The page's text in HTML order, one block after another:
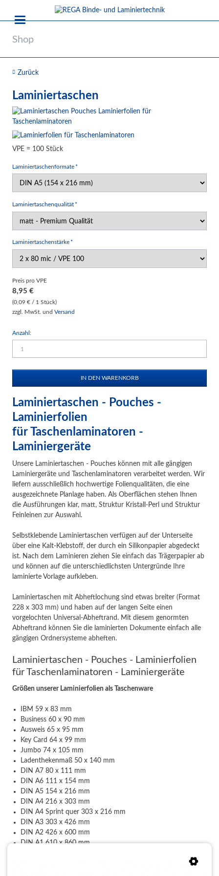
Shop
Zurück
Laminiertaschen
VPE = 100 Stück
Pflichtfeld
Laminiertaschenformate *
Pflichtfeld
Laminiertaschenqualität *
Pflichtfeld
Laminiertaschenstärke *
Preis pro VPE
8,95 €
(0,09 € / 1 Stück)
zzgl. MwSt. und Versand
Anzahl:
Laminiertaschen - Pouches -
Laminierfolien
für Taschenlaminatoren -
Laminiergeräte
Unsere Laminiertaschen - Pouches können mit alle gängigen
Laminiergeräte und Taschenlaminatoren verarbeitet werden. Wir
liefern ausschließlich hochwertige Folienqualitäten, die eine
ausgezeichnete Planlage haben. Als Oberflächen stehen Ihnen
die Ausführungen klar, matt, Struktur Kristall-Perl und Struktur
Feinleinen zur Auswahl.
Selbstklebende Laminiertaschen verfügen auf der Unterseite
über eine Kalt-Klebstoff, der durch ein Silikonpapier abgedeckt
ist. Nach dem Laminieren ziehen Sie einfach das Trägerpapier ab
und können auf die unterschiedlichsten Untergründe Ihre
laminierte Vorlage aufkleben.
Laminiertaschen mit Abheftlochung sind etwas breiter (Format
228 x 303 mm) und haben auf der langen Seite einen
vorgelochten Universal-Abheftrand. Mit diesem genormten
Abheftrand können Sie die laminierten Dokumente einfach alle
gängigen Ordnersysteme abheften.
Laminiertaschen - Pouches - Laminierfolien
für Taschenlaminatoren - Laminiergeräte
Größen unserer Laminierfolien als Taschenware
IBM 59 x 83 mm
Business 60 x 90 mm
Ausweis 65 x 95 mm
Key Card 64 x 99 mm
Jumbo 74 x 105 mm
Ladenthekenmaß 50 x 140 mm
DIN A7 80 x 111 mm
DIN A6 111 x 154 mm
DIN A5 154 x 216 mm
DIN A4 216 x 303 mm
DIN A4 Sprint quer 303 x 216 mm
DIN A3 303 x 426 mm
DIN A2 426 x 600 mm
DIN A1 610 x 860 mm
liefern wir Ihnen weitere Standardformate oder